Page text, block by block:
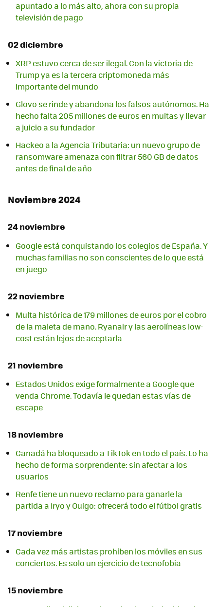
apuntado a lo más alto, ahora con su propia
televisión de pago
02 diciembre
XRP estuvo cerca de ser ilegal. Con la victoria de
Trump ya es la tercera criptomoneda más
importante del mundo
Glovo se rinde y abandona los falsos autónomos. Ha
hecho falta 205 millones de euros en multas y llevar
a juicio a su fundador
Hackeo a la Agencia Tributaria: un nuevo grupo de
ransomware amenaza con filtrar 560 GB de datos
antes de final de año
Noviembre 2024
24 noviembre
Google está conquistando los colegios de España. Y
muchas familias no son conscientes de lo que está
en juego
22 noviembre
Multa histórica de 179 millones de euros por el cobro
de la maleta de mano. Ryanair y las aerolíneas low-
cost están lejos de aceptarla
21 noviembre
Estados Unidos exige formalmente a Google que
venda Chrome. Todavía le quedan estas vías de
escape
18 noviembre
Canadá ha bloqueado a TikTok en todo el país. Lo ha
hecho de forma sorprendente: sin afectar a los
usuarios
Renfe tiene un nuevo reclamo para ganarle la
partida a Iryo y Ouigo: ofrecerá todo el fútbol gratis
17 noviembre
Cada vez más artistas prohíben los móviles en sus
conciertos. Es solo un ejercicio de tecnofobia
15 noviembre